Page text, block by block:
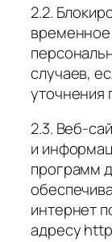
2.2.
случаев,
уточнения
2.3. Веб-
и
программ
интернет
адресу